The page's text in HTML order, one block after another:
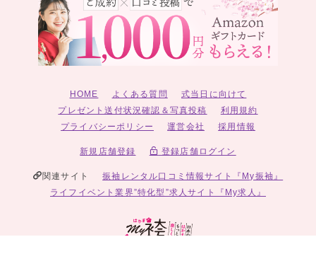
HOME よくある質問
式当日に向けて
プレゼント送付状況確認＆写真投稿
利用規約
プライバシーポリシー
運営会社 採用情報
新規店舗登録 登録店舗ログイン
関連サイト
振袖レンタル口コミ情報サイト『My振袖』
ライフイベント業界”特化型”求人サイト『My求人』